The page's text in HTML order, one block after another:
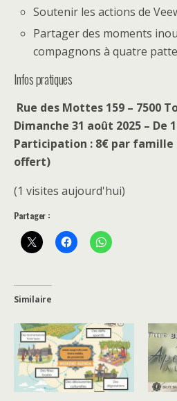
Soutenir les actions de
Partager des moments
compagnons à quatre
Infos pratiques
Rue des Mottes 159 – 7500
Dimanche 31 août 2025 – De
Participation : 8€ par famille
offert)
(1 visites aujourd'hui)
Partager :
Similaire